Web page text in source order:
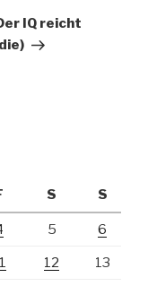
IQ reicht
S S
5 6
12 13